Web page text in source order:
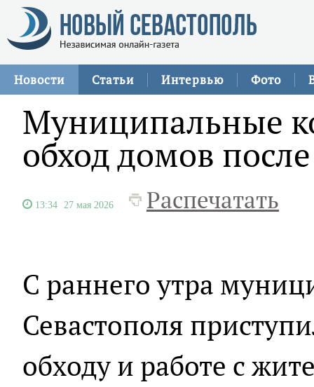
Новости Статьи Интервью Фото
Муниципальные
обход домов
13:34 27 мая 2026 Распечатать
С раннего утра
Севастополя
обходу и работе с